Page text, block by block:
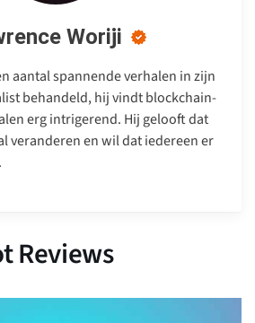
Woriji
aantal spannende verhalen in zijn
behandeld, hij vindt blockchain-
erg intrigerend. Hij gelooft dat
veranderen en wil dat iedereen er
Reviews